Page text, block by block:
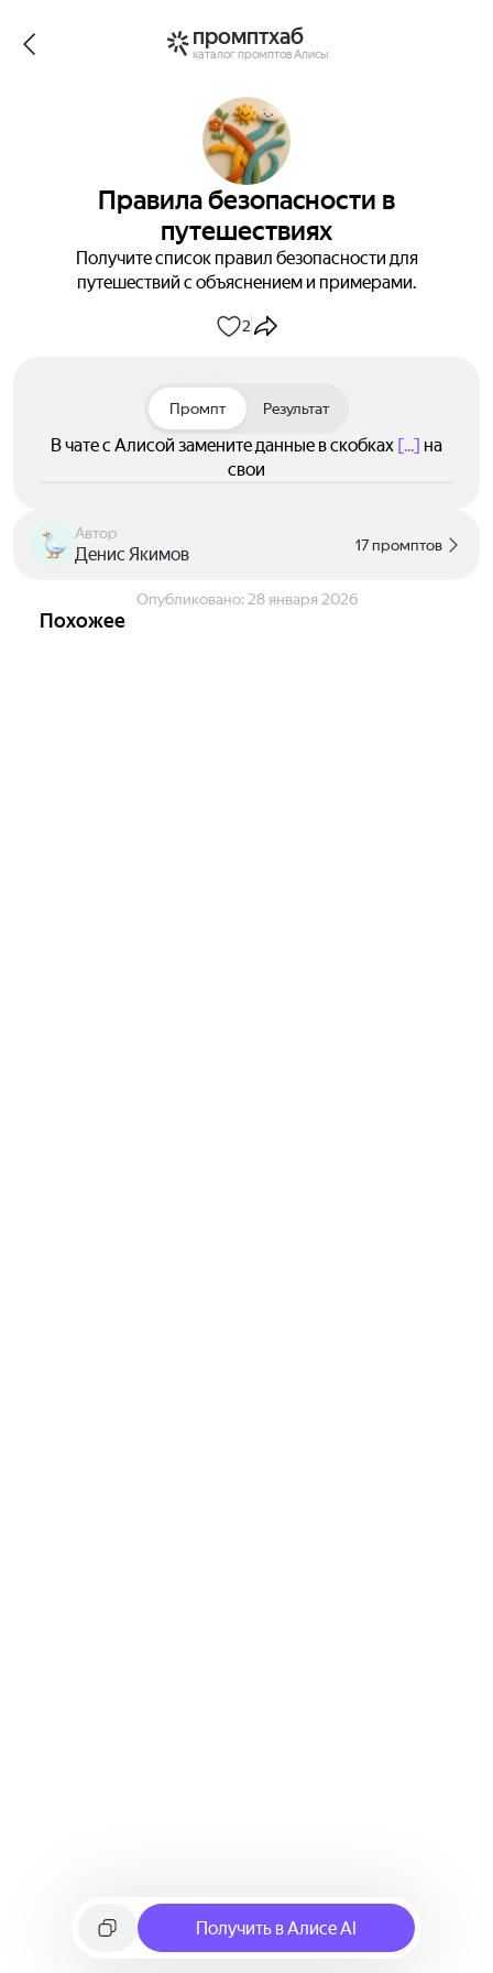
промптхаб
каталог промптов Алисы
Правила безопасности в
путешествиях
Получите список правил безопасности для
путешествий с объяснением и примерами.
2
Промпт Результат
В чате с Алисой замените данные в скобках [...] на
свои
Автор
Денис Якимов 17 промптов
Опубликовано: 28 января 2026
Похожее
Получить в Алисе AI